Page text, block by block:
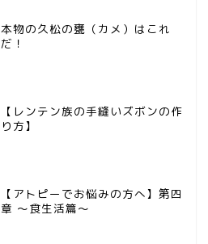
本物の久松の甕（カメ）はこれ
だ！
【レンテン族の手縫いズボンの作
り方】
【アトピーでお悩みの方へ】第四
章 ～食生活篇～